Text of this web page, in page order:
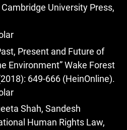
University Press,
Present and Future of
Environment” Wake Forest
649-666 (HeinOnline).
Shah, Sandesh
Human Rights Law,